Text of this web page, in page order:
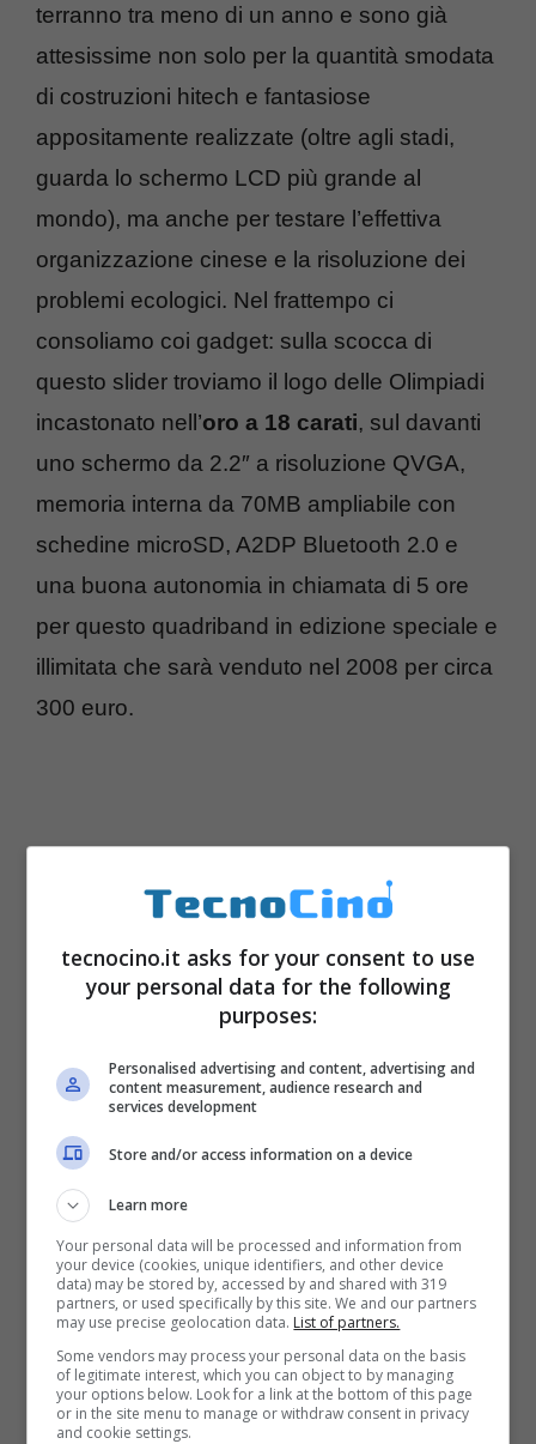
terranno tra meno di un anno e sono già
attesissime non solo per la quantità smodata
di costruzioni hitech e fantasiose
appositamente realizzate (oltre agli stadi,
guarda lo schermo LCD più grande al
mondo), ma anche per testare l’effettiva
organizzazione cinese e la risoluzione dei
problemi ecologici. Nel frattempo ci
consoliamo coi gadget: sulla scocca di
questo slider troviamo il logo delle Olimpiadi
incastonato nell’oro a 18 carati, sul davanti
uno schermo da 2.2″ a risoluzione QVGA,
memoria interna da 70MB ampliabile con
schedine microSD, A2DP Bluetooth 2.0 e
una buona autonomia in chiamata di 5 ore
per questo quadriband in edizione speciale e
illimitata che sarà venduto nel 2008 per circa
300 euro.
tecnocino.it asks for your consent to use
your personal data for the following
purposes:
Personalised advertising and content, advertising and
content measurement, audience research and
services development
Store and/or access information on a device
Learn more
Your personal data will be processed and information from
your device (cookies, unique identifiers, and other device
data) may be stored by, accessed by and shared with 319
partners, or used specifically by this site. We and our partners
may use precise geolocation data. List of partners.
Some vendors may process your personal data on the basis
of legitimate interest, which you can object to by managing
your options below. Look for a link at the bottom of this page
or in the site menu to manage or withdraw consent in privacy
and cookie settings.